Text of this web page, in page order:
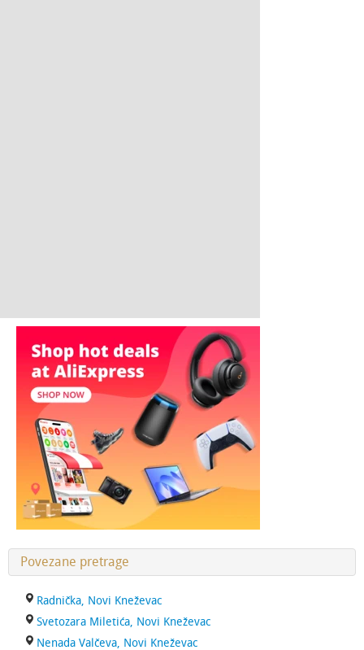
Povezane pretrage
Radnička, Novi Kneževac
Svetozara Miletića, Novi Kneževac
Nenada Valčeva, Novi Kneževac